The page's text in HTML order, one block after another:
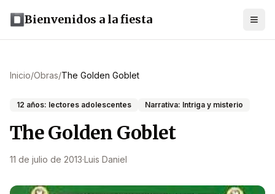
Bienvenidos a la fiesta
Inicio/Obras/The Golden Goblet
12 años: lectores adolescentes Narrativa: Intriga y misterio
The Golden Goblet
11 de julio de 2013·Luis Daniel